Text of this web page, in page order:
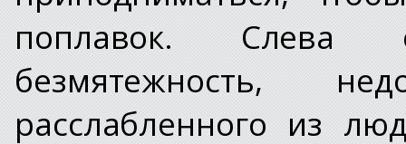
поплавок. Слева
безмятежность,
расслабленного из